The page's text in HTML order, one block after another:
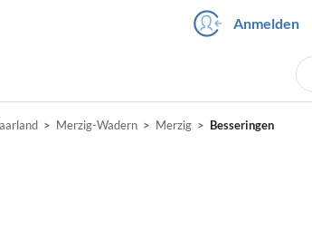
Anmelden
Merzig-Wadern Merzig Besseringen